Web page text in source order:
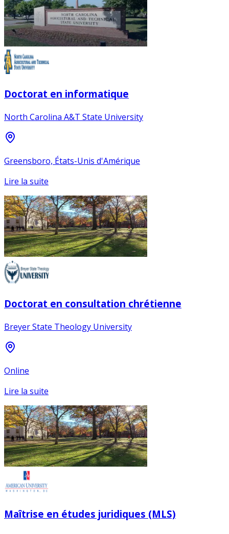
Doctorat en informatique
North Carolina A&T State University
Greensboro, États-Unis d'Amérique
Lire la suite
Doctorat en consultation chrétienne
Breyer State Theology University
Online
Lire la suite
Maîtrise en études juridiques (MLS)